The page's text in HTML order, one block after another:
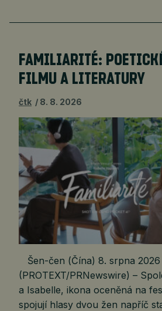
FAMILIARITÉ:
FILMU A LITERATURY
čtk 8. 8. 2026
Šen-čen (Čína) 8. srpna 2026
(PROTEXT/PRNewswire) –
a Isabelle, ikona oceněná na
spojují hlasy dvou žen napříč